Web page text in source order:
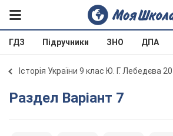
ГДЗ Підручники ЗНО ДПА
Історія України 9 клас Ю. Г. Лебедєва
Раздел Варіант 7